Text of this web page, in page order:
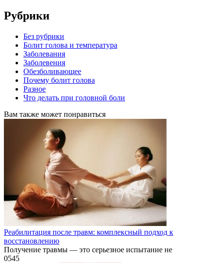
Рубрики
Без рубрики
Болит голова и температура
Заболевания
Заболевения
Обезболивающее
Почему болит голова
Разное
Что делать при головной боли
Вам также может понравиться
Реабилитация после травм: комплексный подход к
восстановлению
Получение травмы — это серьезное испытание не
0545